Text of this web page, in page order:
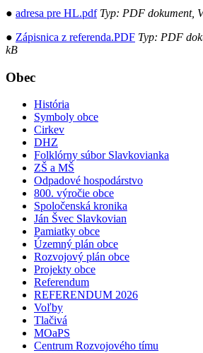
● adresa pre HL.pdfTyp: PDF dokument,
● Zápisnica z referenda.PDF Typ: PDF
kB
Obec
História
Symboly obce
Cirkev
DHZ
Folklórny súbor Slavkovianka
ZŠ a MŠ
Odpadové hospodárstvo
800. výročie obce
Spoločenská kronika
Ján Švec Slavkovian
Pamiatky obce
Územný plán obce
Rozvojový plán obce
Projekty obce
Referendum
REFERENDUM 2026
Voľby
Tlačivá
MOaPS
Centrum Rozvojového tímu